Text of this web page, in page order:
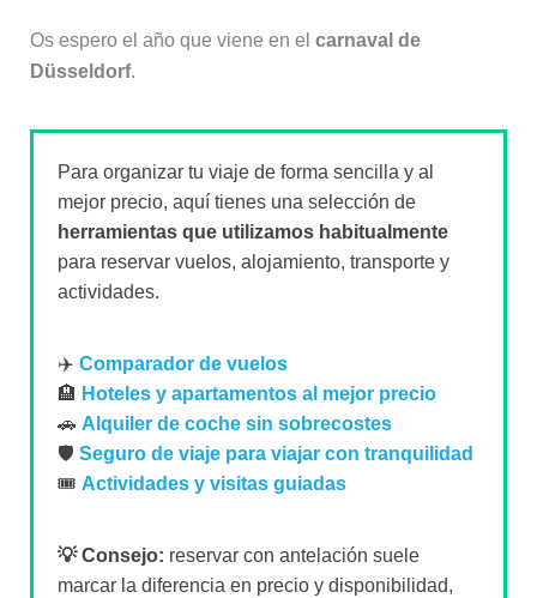
Os espero el año que viene en el carnaval de
Düsseldorf.
Para organizar tu viaje de forma sencilla y al
mejor precio, aquí tienes una selección de
herramientas que utilizamos habitualmente
para reservar vuelos, alojamiento, transporte y
actividades.
✈️ Comparador de vuelos
🏨 Hoteles y apartamentos al mejor precio
🚗 Alquiler de coche sin sobrecostes
🛡️ Seguro de viaje para viajar con tranquilidad
🎟️ Actividades y visitas guiadas
💡 Consejo: reservar con antelación suele
marcar la diferencia en precio y disponibilidad,